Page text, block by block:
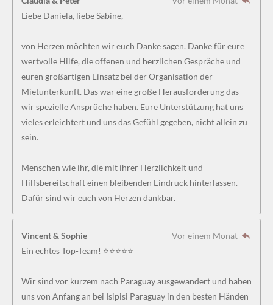
Liebe Daniela, liebe Sabine,
von Herzen möchten wir euch Danke sagen. Danke für eure
wertvolle Hilfe, die offenen und herzlichen Gespräche und
euren großartigen Einsatz bei der Organisation der
Mietunterkunft. Das war eine große Herausforderung das
wir spezielle Ansprüche haben. Eure Unterstützung hat uns
vieles erleichtert und uns das Gefühl gegeben, nicht allein zu
sein.
Menschen wie ihr, die mit ihrer Herzlichkeit und
Hilfsbereitschaft einen bleibenden Eindruck hinterlassen.
Dafür sind wir euch von Herzen dankbar.
Vincent & Sophie
Vor einem Monat
Ein echtes Top-Team! ⭐⭐⭐⭐⭐
Wir sind vor kurzem nach Paraguay ausgewandert und haben
uns von Anfang an bei Isipisi Paraguay in den besten Händen